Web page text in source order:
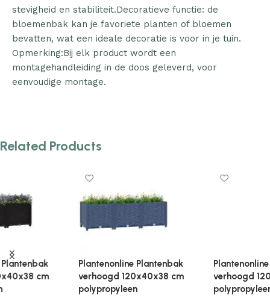
stevigheid en stabiliteit.Decoratieve functie: de
bloemenbak kan je favoriete planten of bloemen
bevatten, wat een ideale decoratie is voor in je tuin.
Opmerking:Bij elk product wordt een
montagehandleiding in de doos geleverd, voor
eenvoudige montage.
Related Products
Plantenonline Plantenbak
verhoogd 120x40x71 cm
Plantenonline Plantenbak
verhoogd 120x40x71 cm